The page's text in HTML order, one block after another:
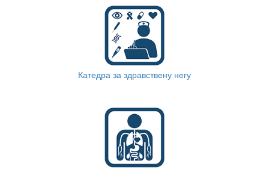
Катедра за здравствену негу